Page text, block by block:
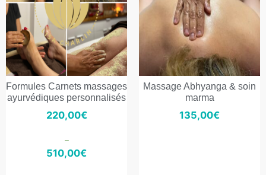
Formules Carnets massages
ayurvédiques personnalisés
220,00€
–
510,00€
Massage Abhyanga & soin
marma
135,00€